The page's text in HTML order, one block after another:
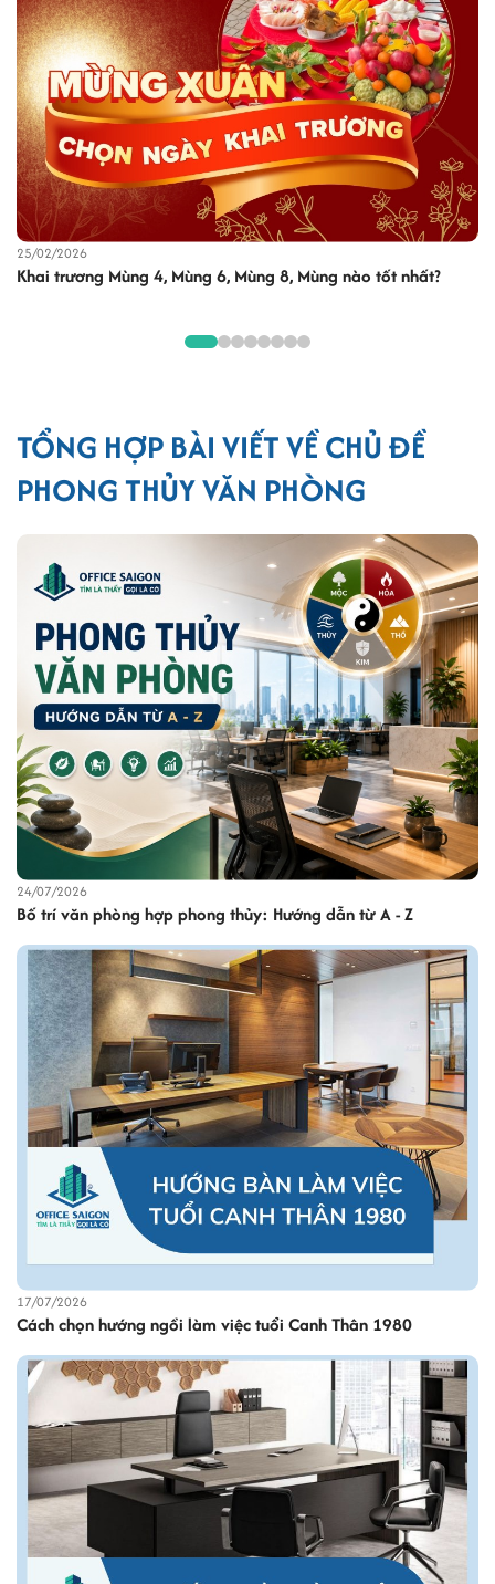
24/07/2026
Cách chọn hướng ngồi làm việc tuổi Tân Mùi 1991
TỔNG HỢP BÀI VIẾT VỀ CHỦ ĐỀ
PHONG THỦY VĂN PHÒNG
24/07/2026
Bố trí văn phòng hợp phong thủy: Hướng dẫn từ A - Z
17/07/2026
Cách chọn hướng ngồi làm việc tuổi Canh Thân 1980